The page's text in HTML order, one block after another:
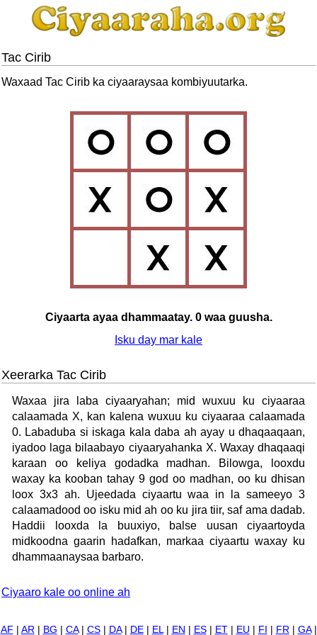
Tac Cirib
Waxaad Tac Cirib ka ciyaaraysaa kombiyuutarka.
Ciyaarta ayaa dhammaatay. 0 waa guusha.
Isku day mar kale
Xeerarka Tac Cirib
Waxaa jira laba ciyaaryahan; mid wuxuu ku ciyaaraa
calaamada X, kan kalena wuxuu ku ciyaaraa calaamada
0. Labaduba si iskaga kala daba ah ayay u dhaqaaqaan,
iyadoo laga bilaabayo ciyaaryahanka X. Waxay dhaqaaqi
karaan oo keliya godadka madhan. Bilowga, looxdu
waxay ka kooban tahay 9 god oo madhan, oo ku dhisan
loox 3x3 ah. Ujeedada ciyaartu waa in la sameeyo 3
calaamadood oo isku mid ah oo ku jira tiir, saf ama dadab.
Haddii looxda la buuxiyo, balse uusan ciyaartoyda
midkoodna gaarin hadafkan, markaa ciyaartu waxay ku
dhammaanaysaa barbaro.
Ciyaaro kale oo online ah
AF AR| BG CA| CS| DA| DE| EL| EN ES| ET| EU FI FR| GA|